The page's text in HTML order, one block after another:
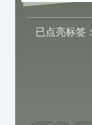
已点亮标签：